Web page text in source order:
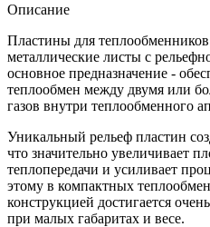
Описание
Пластины для
металлические листы с
основное предназначение -
теплообмен между двумя или
газов внутри теплообменного
Уникальный рельеф пластин
что значительно увеличивает
теплопередачи и усиливает
этому в компактных
конструкцией достигается
при малых габаритах и весе.